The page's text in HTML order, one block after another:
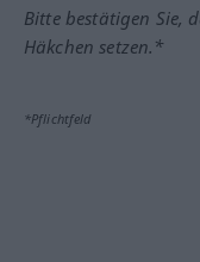
Bitte bestätigen Sie,
Häkchen setzen.*
*Pflichtfeld